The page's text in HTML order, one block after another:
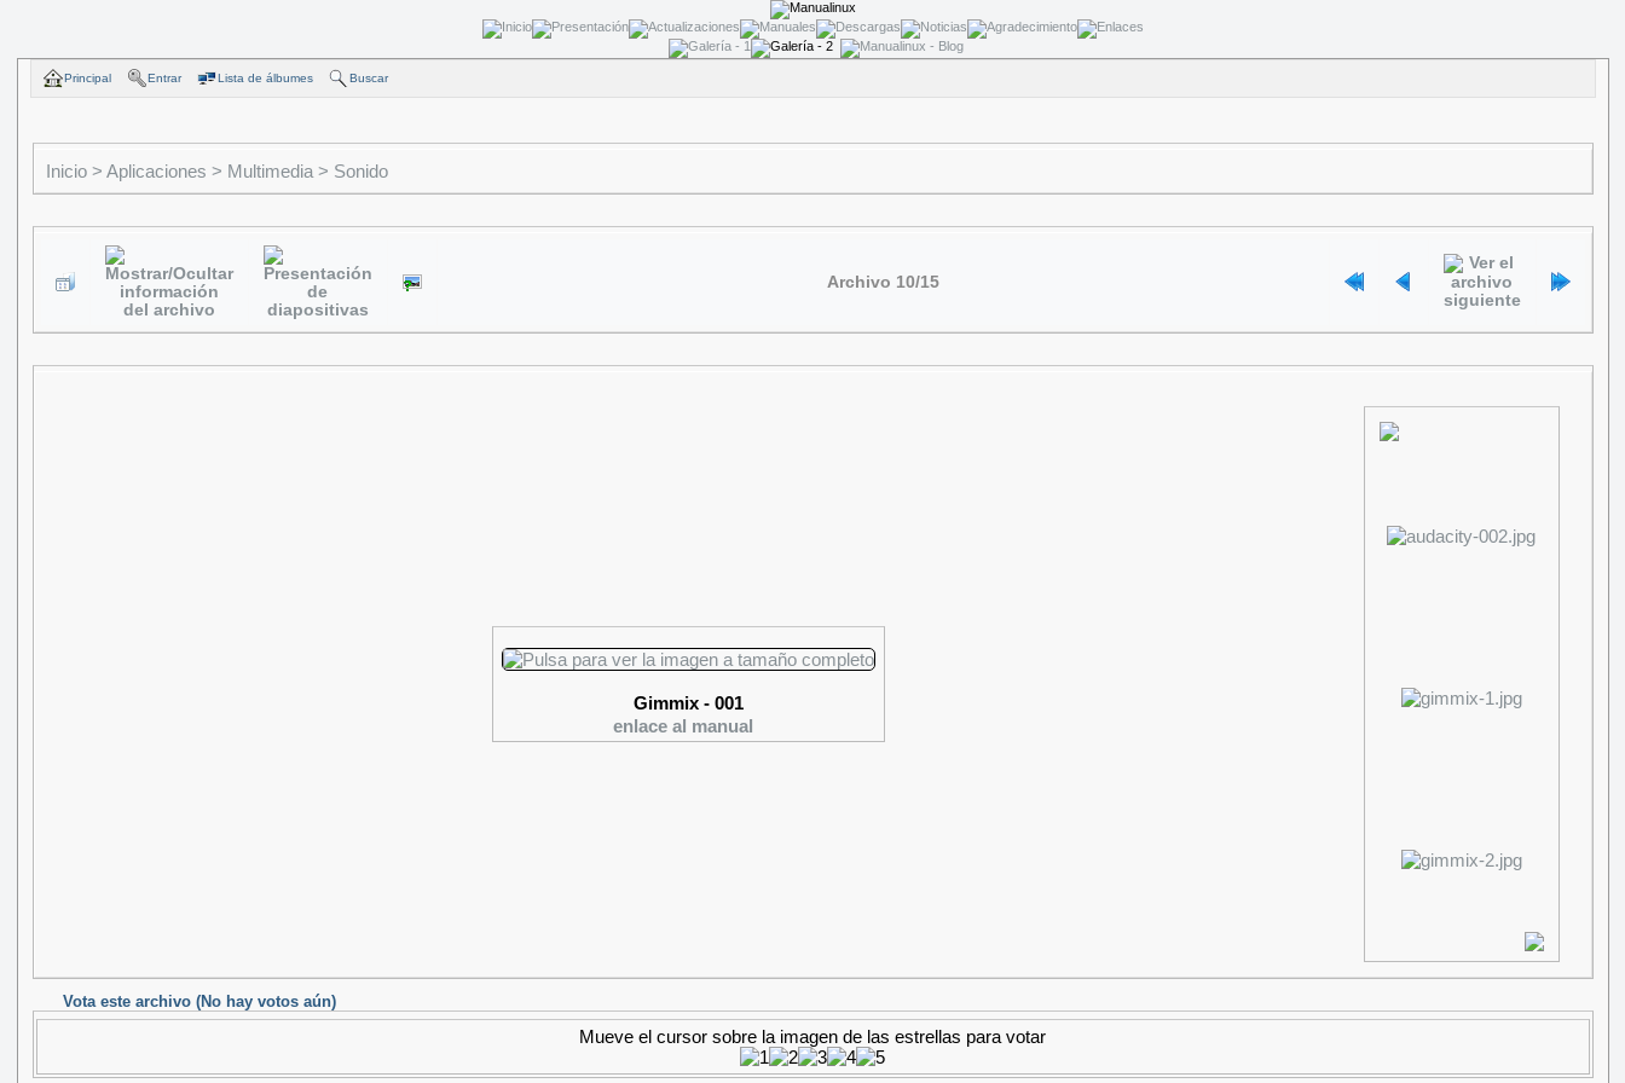
Principal Entrar Lista de álbumes Buscar
Inicio> Aplicaciones > Multimedia> Sonido
Archivo 10/15
Gimmix - 001
enlace al manual
Vota este archivo(No hay votos aún)
Mueve el cursor sobre la imagen de las estrellas para votar